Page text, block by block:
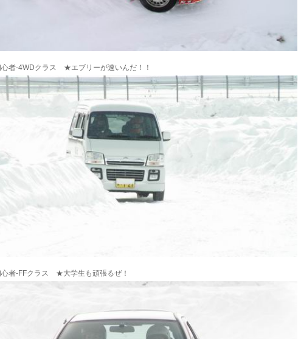
心者-4WDクラス ★エブリーが速いんだ！！
心者-FFクラス ★大学生も頑張るぜ！